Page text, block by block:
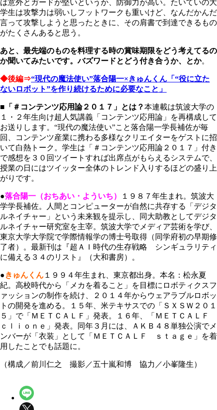
は意外とガードが堅いというか、防御力が高い。たいていの大
学生は攻撃力は弱いしフットワークも重いけど、なんだかんだ
言って攻撃しようと思ったときに、その肩書で到達できるもの
がたくさんあると思う。
あと、最先端のものを料理する時の賞味期限をどう考えてるの
か聞いてみたいです。バズワードとどう付き合うか、とか。
◆後編⇒“現代の魔法使い”落合陽一×きゅんくん「“役に立た
ないロボット”を作り続けるために必要なこと」
■「＃コンテンツ応用論２０１７」とは？本連載は筑波大学の
１・２年生向け超人気講義「コンテンツ応用論」を再構成して
お送りします。“現代の魔法使い”こと落合陽一学長補佐が毎
回、コンテンツ産業に携わる多様なクリエイターをゲストに招
いて白熱トーク。学生は「＃コンテンツ応用論２０１７」付き
で感想を３０回ツイートすれば出席点がもらえるシステムで、
授業の日にはツイッター全体のトレンド入りするほどの盛り上
がりです。
●落合陽一（おちあい・よういち）
１９８７年生まれ。筑波大
学学長補佐。人間とコンピューターが自然に共存する「デジタ
ルネイチャー」という未来観を提示し、同大助教としてデジタ
ルネイチャー研究室を主宰。筑波大学でメディア芸術を学び、
東京大学大学院で学際情報学の博士号取得（同学府初の早期修
了者）。最新刊は『超ＡＩ時代の生存戦略 シンギュラリティ
に備える３４のリスト』（大和書房）。
●きゅんくん １９９４年生まれ、東京都出身。本名：松永夏
紀。高校時代から「メカを着ること」を目標にロボティクスフ
ァッションの制作を続け、２０１４年からウェアラブルロボッ
トの開発を進める。１５年、米テキサスでの「ＳＸＳＷ２０１
５」で「ＭＥＴＣＡＬＦ」発表。１６年、「ＭＥＴＣＡＬＦ
ｃｌｉｏｎｅ」発表。同年３月には、ＡＫＢ４８単独公演でメ
ンバーが「衣装」として「ＭＥＴＣＡＬＦ ｓｔａｇｅ」を着
用したことでも話題に。
（構成／前川仁之 撮影／五十嵐和博 協力／小峯隆生）